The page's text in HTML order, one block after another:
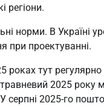
регіони.
норми. В Україні
при проектуванні.
тут
2025 року
серпні 2025-го